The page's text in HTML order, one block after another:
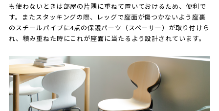
も使わないときは部屋の片隅に重ねて置いておけるため、便利で
す。またスタッキングの際、レッグで座面が傷つかないよう座裏
のスチールパイプに4点の保護パーツ（スペーサー）が取り付けら
れ、積み重ねた時にこれが座面に当たるよう設計されています。